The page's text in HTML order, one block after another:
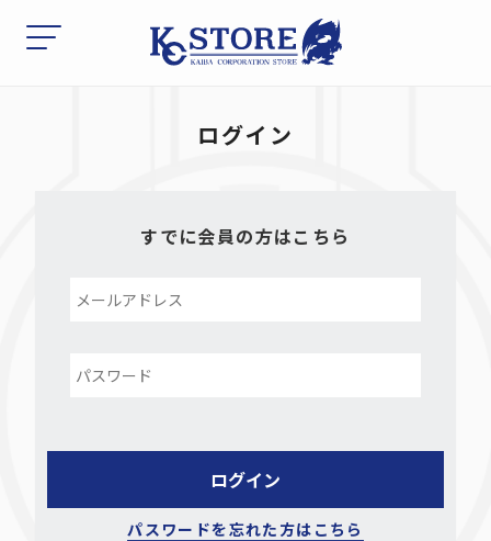
ログイン
すでに会員の方はこちら
パスワードを忘れた方はこちら